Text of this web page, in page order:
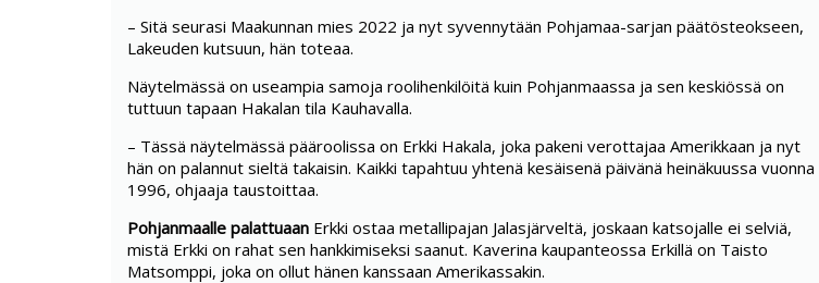
– Sitä seurasi Maakunnan mies 2022 ja nyt syvennytään Pohjamaa-sarjan päätösteokseen,
Lakeuden kutsuun, hän toteaa.
Näytelmässä on useampia samoja roolihenkilöitä kuin Pohjanmaassa ja sen keskiössä on
tuttuun tapaan Hakalan tila Kauhavalla.
– Tässä näytelmässä pääroolissa on Erkki Hakala, joka pakeni verottajaa Amerikkaan ja nyt
hän on palannut sieltä takaisin. Kaikki tapahtuu yhtenä kesäisenä päivänä heinäkuussa vuonna
1996, ohjaaja taustoittaa.
Pohjanmaalle palattuaan Erkki ostaa metallipajan Jalasjärveltä, joskaan katsojalle ei selviä,
mistä Erkki on rahat sen hankkimiseksi saanut. Kaverina kaupanteossa Erkillä on Taisto
Matsomppi, joka on ollut hänen kanssaan Amerikassakin.